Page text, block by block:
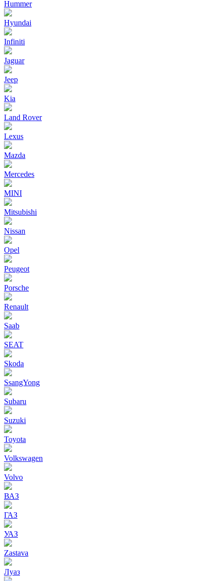
Hummer
Hyundai
Infiniti
Jaguar
Jeep
Kia
Land Rover
Lexus
Mazda
Mercedes
MINI
Mitsubishi
Nissan
Opel
Peugeot
Porsche
Renault
Saab
SEAT
Skoda
SsangYong
Subaru
Suzuki
Toyota
Volkswagen
Volvo
ВАЗ
ГАЗ
УАЗ
Zastava
Луаз